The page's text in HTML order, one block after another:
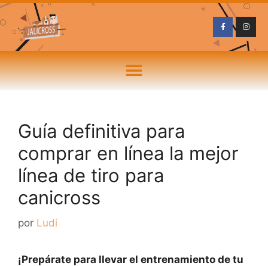
Guía definitiva para
comprar en línea la mejor
línea de tiro para
canicross
por Ludi
¡Prepárate para llevar el entrenamiento de tu